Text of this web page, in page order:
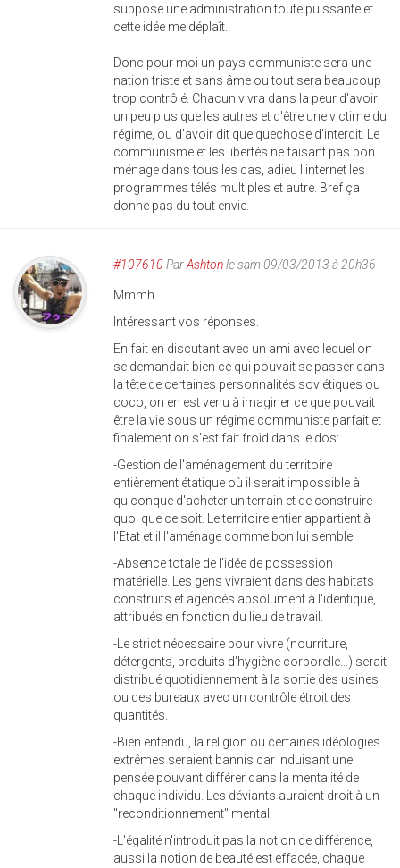
suppose une administration toute puissante et
cette idée me déplaît.
Donc pour moi un pays communiste sera une
nation triste et sans âme ou tout sera beaucoup
trop contrôlé. Chacun vivra dans la peur d'avoir
un peu plus que les autres et d'être une victime du
régime, ou d'avoir dit quelquechose d'interdit. Le
communisme et les libertés ne faisant pas bon
ménage dans tous les cas, adieu l'internet les
programmes télés multiples et autre. Bref ça
donne pas du tout envie.
#107610 ParAshtonle sam 09/03/2013 à 20h36
Mmmh...
Intéressant vos réponses.
En fait en discutant avec un ami avec lequel on
se demandait bien ce qui pouvait se passer dans
la tête de certaines personnalités soviétiques ou
coco, on en est venu à imaginer ce que pouvait
être la vie sous un régime communiste parfait et
finalement on s'est fait froid dans le dos:
-Gestion de l'aménagement du territoire
entièrement étatique où il serait impossible à
quiconque d'acheter un terrain et de construire
quoi que ce soit. Le territoire entier appartient à
l'Etat et il l'aménage comme bon lui semble.
-Absence totale de l'idée de possession
matérielle. Les gens vivraient dans des habitats
construits et agencés absolument à l'identique,
attribués en fonction du lieu de travail.
-Le strict nécessaire pour vivre (nourriture,
détergents, produits d'hygiène corporelle...) serait
distribué quotidiennement à la sortie des usines
ou des bureaux avec un contrôle étroit des
quantités.
-Bien entendu, la religion ou certaines idéologies
extrêmes seraient bannis car induisant une
pensée pouvant différer dans la mentalité de
chaque individu. Les déviants auraient droit à un
"reconditionnement" mental.
-L'égalité n'introduit pas la notion de différence,
aussi la notion de beauté est effacée, chaque